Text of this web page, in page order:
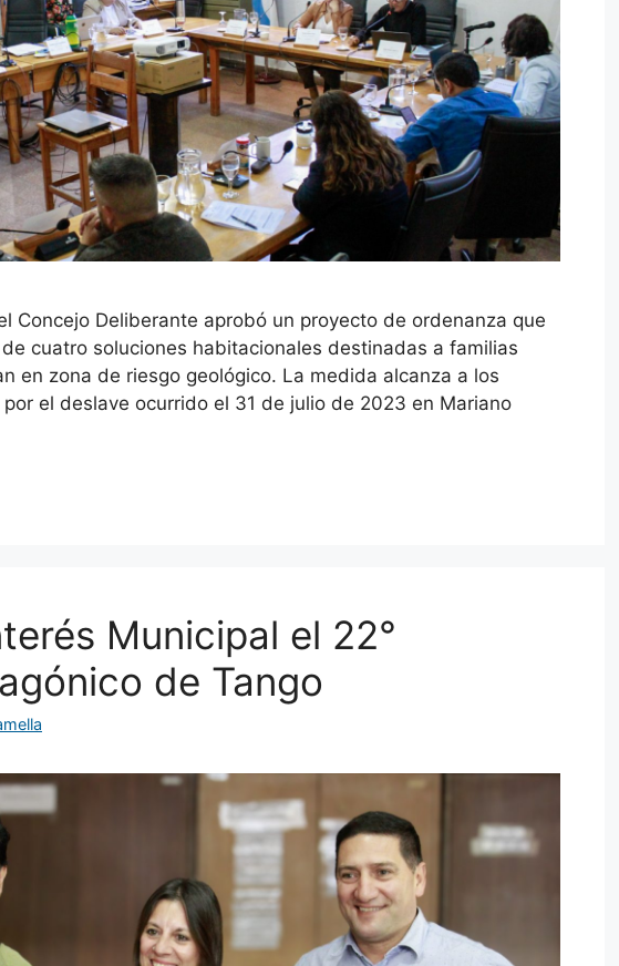
Concejo Deliberante aprobó un proyecto de ordenanza que
cuatro soluciones habitacionales destinadas a familias
en zona de riesgo geológico. La medida alcanza a los
el deslave ocurrido el 31 de julio de 2023 en Mariano
Municipal el 22°
de Tango